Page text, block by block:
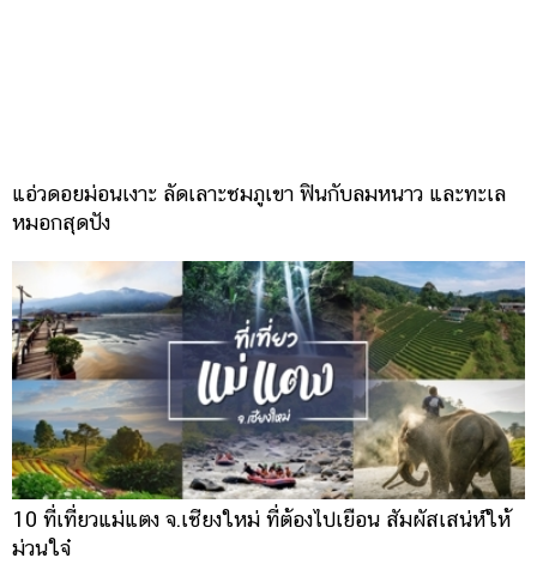
แอ่วดอยม่อนเงาะ ลัดเลาะชมภูเขา ฟินกับลมหนาว และทะเล
หมอกสุดปัง
10 ที่เที่ยวแม่แตง จ.เชียงใหม่ ที่ต้องไปเยือน สัมผัสเสน่ห์ให้
ม่วนใจ๋